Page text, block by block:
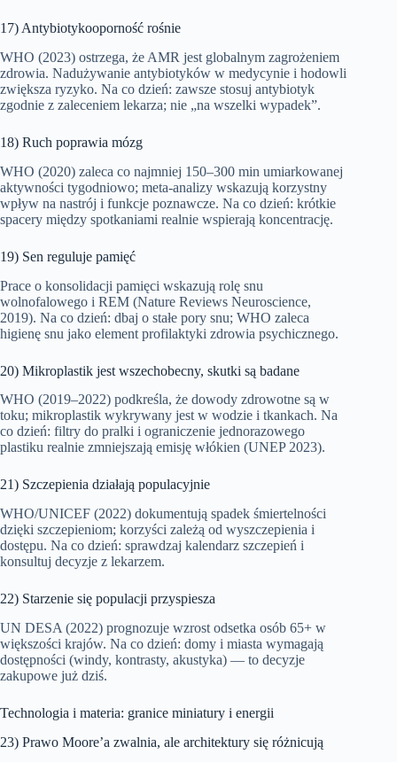
17) Antybiotykooporność rośnie
WHO (2023) ostrzega, że AMR jest globalnym zagrożeniem
zdrowia. Nadużywanie antybiotyków w medycynie i hodowli
zwiększa ryzyko. Na co dzień: zawsze stosuj antybiotyk
zgodnie z zaleceniem lekarza; nie „na wszelki wypadek”.
18) Ruch poprawia mózg
WHO (2020) zaleca co najmniej 150–300 min umiarkowanej
aktywności tygodniowo; meta‑analizy wskazują korzystny
wpływ na nastrój i funkcje poznawcze. Na co dzień: krótkie
spacery między spotkaniami realnie wspierają koncentrację.
19) Sen reguluje pamięć
Prace o konsolidacji pamięci wskazują rolę snu
wolnofalowego i REM (Nature Reviews Neuroscience,
2019). Na co dzień: dbaj o stałe pory snu; WHO zaleca
higienę snu jako element profilaktyki zdrowia psychicznego.
20) Mikroplastik jest wszechobecny, skutki są badane
WHO (2019–2022) podkreśla, że dowody zdrowotne są w
toku; mikroplastik wykrywany jest w wodzie i tkankach. Na
co dzień: filtry do pralki i ograniczenie jednorazowego
plastiku realnie zmniejszają emisję włókien (UNEP 2023).
21) Szczepienia działają populacyjnie
WHO/UNICEF (2022) dokumentują spadek śmiertelności
dzięki szczepieniom; korzyści zależą od wyszczepienia i
dostępu. Na co dzień: sprawdzaj kalendarz szczepień i
konsultuj decyzje z lekarzem.
22) Starzenie się populacji przyspiesza
UN DESA (2022) prognozuje wzrost odsetka osób 65+ w
większości krajów. Na co dzień: domy i miasta wymagają
dostępności (windy, kontrasty, akustyka) — to decyzje
zakupowe już dziś.
Technologia i materia: granice miniatury i energii
23) Prawo Moore’a zwalnia, ale architektury się różnicują